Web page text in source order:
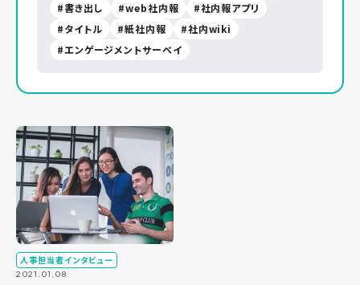
書き出し
web社内報
社内報アプリ
タイトル
紙社内報
社内wiki
エンゲージメントサーベイ
人事担当者インタビュー
2021.01.08